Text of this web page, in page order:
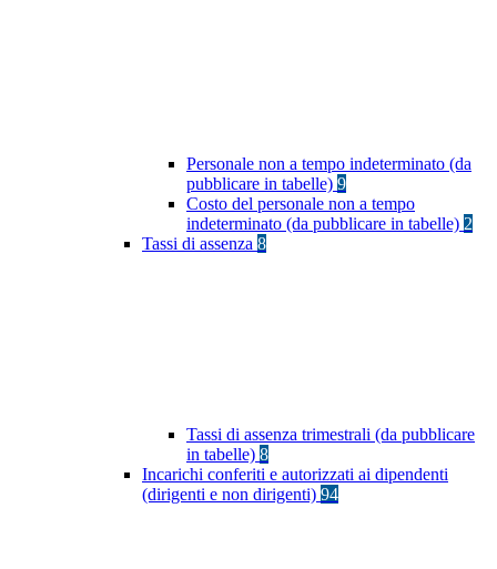
Personale non a tempo indeterminato (da
pubblicare in tabelle) 9
Costo del personale non a tempo
indeterminato (da pubblicare in tabelle) 2
Tassi di assenza 8
Tassi di assenza trimestrali (da pubblicare
in tabelle) 8
Incarichi conferiti e autorizzati ai dipendenti
(dirigenti e non dirigenti) 94